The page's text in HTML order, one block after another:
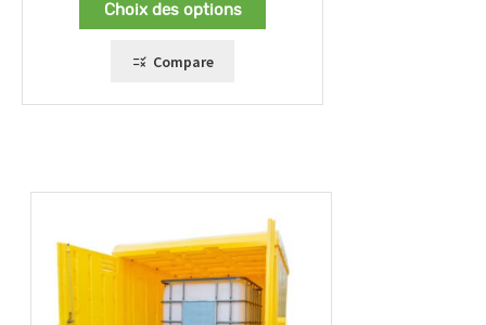
Choix des options
Compare